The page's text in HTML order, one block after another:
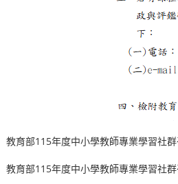
教育部115年度中小學教師專業學習社
教育部115年度中小學教師專業學習社